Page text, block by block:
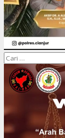
Cari
untuk: